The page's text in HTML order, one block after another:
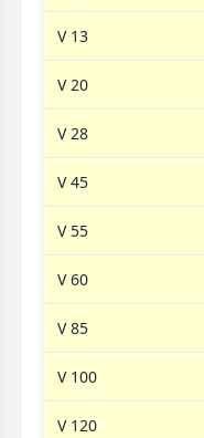
V 13
V 20
V 28
V 45
V 55
V 60
V 85
V 100
V 120